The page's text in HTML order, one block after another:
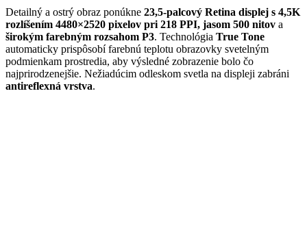
Detailný a ostrý obraz ponúkne 23,5-palcový Retina displej s 4,5K
rozlíšením 4480×2520 pixelov pri 218 PPI, jasom 500 nitov a
širokým farebným rozsahom P3. Technológia True Tone
automaticky prispôsobí farebnú teplotu obrazovky svetelným
podmienkam prostredia, aby výsledné zobrazenie bolo čo
najprirodzenejšie. Nežiadúcim odleskom svetla na displeji zabráni
antireflexná vrstva.